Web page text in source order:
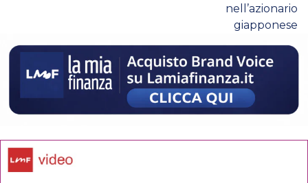
nell’azionario
giapponese